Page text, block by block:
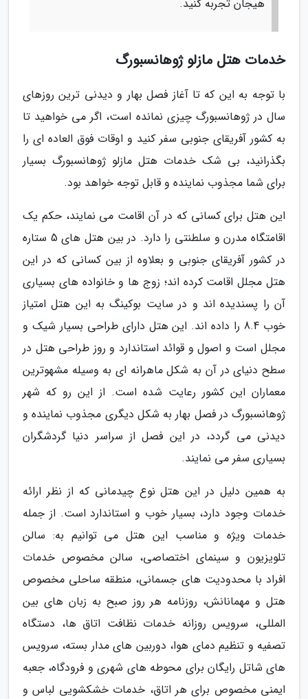
هیجان تجربه کنید.
خدمات هتل مازلو ژوهانسبورگ
با توجه به این که تا آغاز فصل بهار و دیدنی ترین روزهای
سال در ژوهانسبورگ چیزی نمانده است، اگر می خواهید تا
به کشور آفریقای جنوبی سفر کنید و اوقات فوق العاده ای را
بگذرانید، بی شک خدمات هتل مازلو ژوهانسبورگ بسیار
برای شما مجذوب نماینده و قابل توجه خواهد بود.
این هتل برای کسانی که در آن اقامت می نمایند، حکم یک
اقامتگاه مدرن و سلطنتی را دارد. در بین هتل های 5 ستاره
در کشور آفریقای جنوبی و بعلاوه از بین کسانی که در این
هتل مجلل اقامت کرده اند؛ زوج ها و خانواده های بسیاری
آن را پسندیده اند و در سایت بوکینگ به این هتل امتیاز
خوب 8.4 را داده اند. این هتل دارای طراحی بسیار شیک و
مجلل است و اصول و قوائد استاندارد و روز طراحی هتل در
سطح دنیای در آن به شکل ماهرانه ای به وسیله مشهوترین
معماران این کشور رعایت شده است. از این رو که شهر
ژوهانسبورگ در فصل بهار به شکل دیگری مجذوب نماینده و
دیدنی می گردد، در این فصل از سراسر دنیا گردشگران
بسیاری سفر می نمایند.
به همین دلیل در این هتل نوع چیدمانی که از نظر ارائه
خدمات وجود دارد، بسیار خوب و استاندارد است. از جمله
خدمات ویژه و مناسب این هتل می توانیم به: سالن
تلویزیون و سینمای اختصاصی، سالن مخصوص خدمات
افراد با محدودیت های جسمانی، منطقه ساحلی مخصوص
هتل و مهمانانش، روزنامه هر روز صبح به زبان های بین
المللی، سرویس روزانه خدمات نظافت اتاق ها، دستگاه
تصفیه و تنظیم دمای هوا، دوربین های مدار بسته، سرویس
های شاتل رایگان برای محوطه های شهری و فرودگاه، جعبه
ایمنی مخصوص برای هر اتاق، خدمات خشکشویی لباس و